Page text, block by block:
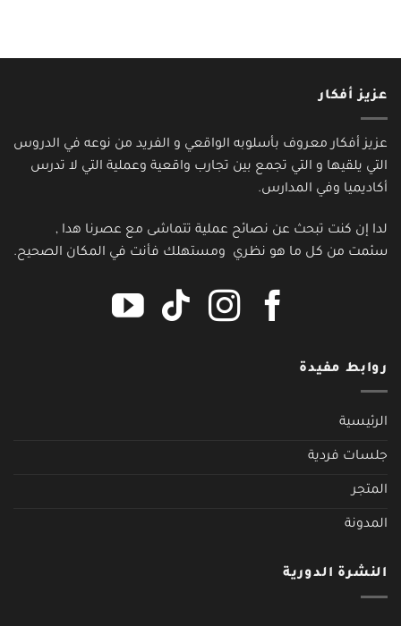
عزيز أفكار
عزيز أفكار معروف بأسلوبه الواقعي و الفريد من نوعه في الدروس
التي يلقيها و التي تجمع بين تجارب واقعية وعملية التي لا تدرس
أكاديميا وفي المدارس.
لدا إن كنت تبحث عن نصائح عملية تتماشى مع عصرنا هدا ,
سئمت من كل ما هو نظري ومستهلك فأنت في المكان الصحيح.
روابط مفيدة
الرئيسية
جلسات فردية
المتجر
المدونة
النشرة الدورية